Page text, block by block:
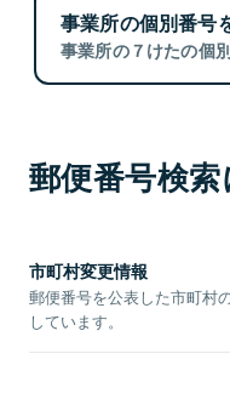
事業所の個別番号
事業所の７けたの個
郵便番号検
市町村変更情報
郵便番号を公表した市町村
しています。